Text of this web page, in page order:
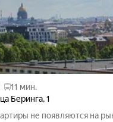
11 мин.
Беринга,1
не появляются на